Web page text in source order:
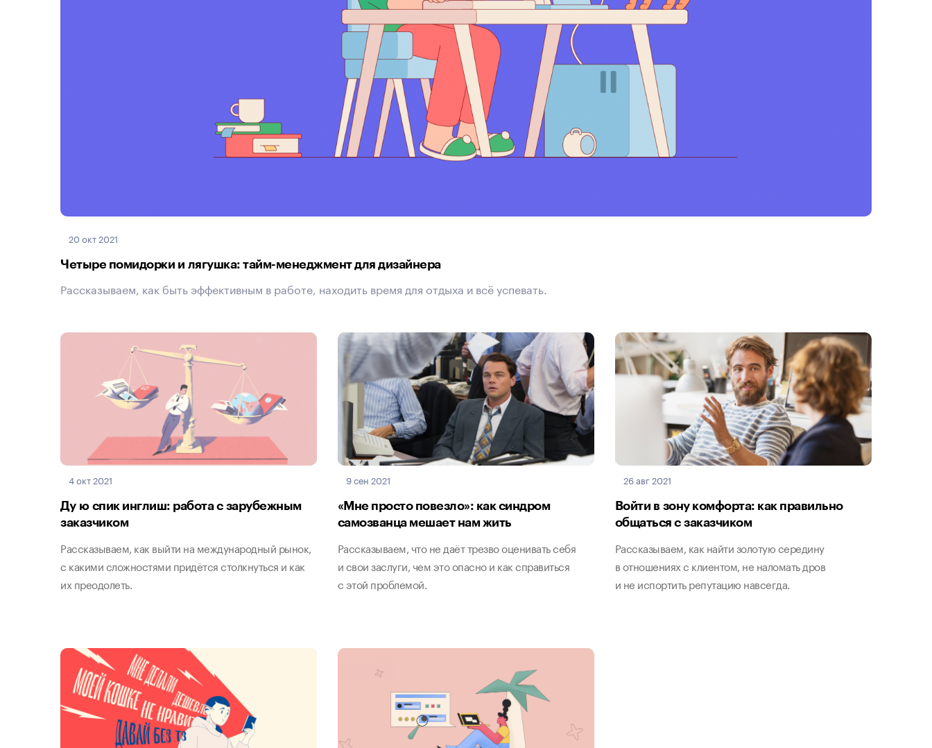
20 окт 2021
Четыре помидорки и лягушка: тайм-менеджмент для дизайнера
Рассказываем, как быть эффективным в работе, находить время для отдыха и всё успевать.
4 окт 2021
Ду ю спик инглиш: работа с зарубежным
заказчиком
Рассказываем, как выйти на международный рынок,
с какими сложностями придётся столкнуться и как
их преодолеть.
9 сен 2021
«Мне просто повезло»: как синдром
самозванца мешает нам жить
Рассказываем, что не даёт трезво оценивать себя
и свои заслуги, чем это опасно и как справиться
с этой проблемой.
26 авг 2021
Войти в зону комфорта: как правильно
общаться с заказчиком
Рассказываем, как найти золотую середину
в отношениях с клиентом, не наломать дров
и не испортить репутацию навсегда.